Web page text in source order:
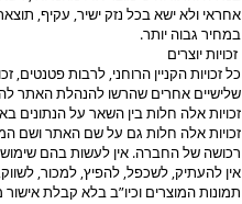
אחראי ולא ישא בכל נזק ישיר, עקיף,
במחיר גבוה יותר.
זכויות יוצרים
כל זכויות הקניין הרוחני, לרבות
שלישיים אחרים שהרשו להנהלת האתר
זכויות אלה חלות בין השאר על הנתונים
זכויות אלה חלות גם על שם האתר ושם
רכושה של החברה. אין לעשות בהם
אין להעתיק, לשכפל, להפיץ, למכור,
תמונות המוצרים וכיו”ב בלא קבלת